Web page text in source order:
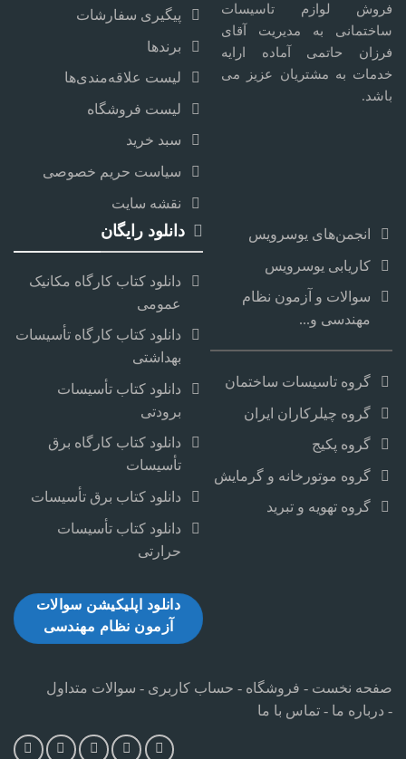
فروش لوازم تاسیسات
ساختمانی به مدیریت آقای
فرزان حاتمی آماده ارایه
خدمات به مشتریان عزیز می
باشد.
پیگیری سفارشات
برندها
لیست علاقه‌مندی‌ها
لیست فروشگاه
سبد خرید
سیاست حریم خصوصی
نقشه سایت
انجمن‌های یوسرویس
کاریابی یوسرویس
سوالات و آزمون نظام
مهندسی و...
گروه تاسیسات ساختمان
گروه چیلرکاران ایران
گروه پکیج
گروه موتورخانه و گرمایش
گروه تهویه و تبرید
دانلود رایگان
دانلود کتاب کارگاه مکانیک
عمومی
دانلود کتاب کارگاه تأسیسات
بهداشتی
دانلود کتاب تأسیسات
برودتی
دانلود کتاب کارگاه برق
تأسیسات
دانلود کتاب برق تأسیسات
دانلود کتاب تأسیسات
حرارتی
دانلود اپلیکیشن سوالات
آزمون نظام مهندسی
صفحه نخست - فروشگاه - حساب کاربری - سوالات متداول
- درباره ما - تماس با ما